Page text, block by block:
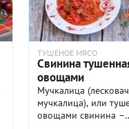
ТУШЕНОЕ МЯСО
Свинина
овощами
Мучкалица
мучкалица), или
овощами свинина –